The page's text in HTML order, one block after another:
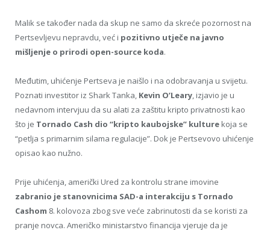
Malik se također nada da skup ne samo da skreće pozornost na
Pertsevljevu nepravdu, već i pozitivno utječe na javno
mišljenje o prirodi open-source koda.
Međutim, uhićenje Pertseva je naišlo i na odobravanja u svijetu.
Poznati investitor iz Shark Tanka, Kevin O’Leary, izjavio je u
nedavnom intervjuu da su alati za zaštitu kripto privatnosti kao
što je Tornado Cash dio “kripto kaubojske” kulture koja se
“petlja s primarnim silama regulacije”. Dok je Pertsevovo uhićenje
opisao kao nužno.
Prije uhićenja, američki Ured za kontrolu strane imovine
zabranio je stanovnicima SAD-a interakciju s Tornado
Cashom 8. kolovoza zbog sve veće zabrinutosti da se koristi za
pranje novca. Američko ministarstvo financija vjeruje da je